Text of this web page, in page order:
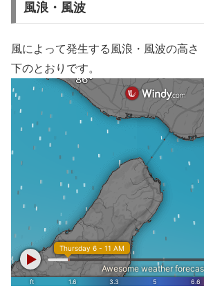
風浪・風波
風によって発生する風浪・風波の高さ
下のとおりです。